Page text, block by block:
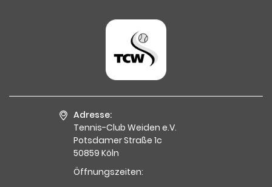
Adresse:
Tennis-Club Weiden e.V.
Potsdamer Straße 1c
50859 Köln
Öffnungszeiten: